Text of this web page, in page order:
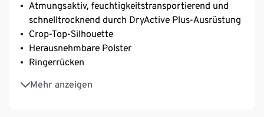
Atmungsaktiv, feuchtigkeitstransportierend und
schnelltrocknend durch DryActive Plus-Ausrüstung
Crop-Top-Silhouette
Herausnehmbare Polster
Ringerrücken
Mehr anzeigen
Vorne und hinten mehrlagig verarbeitet
Optimaler Halt durch breites Unterbrustgummi mit